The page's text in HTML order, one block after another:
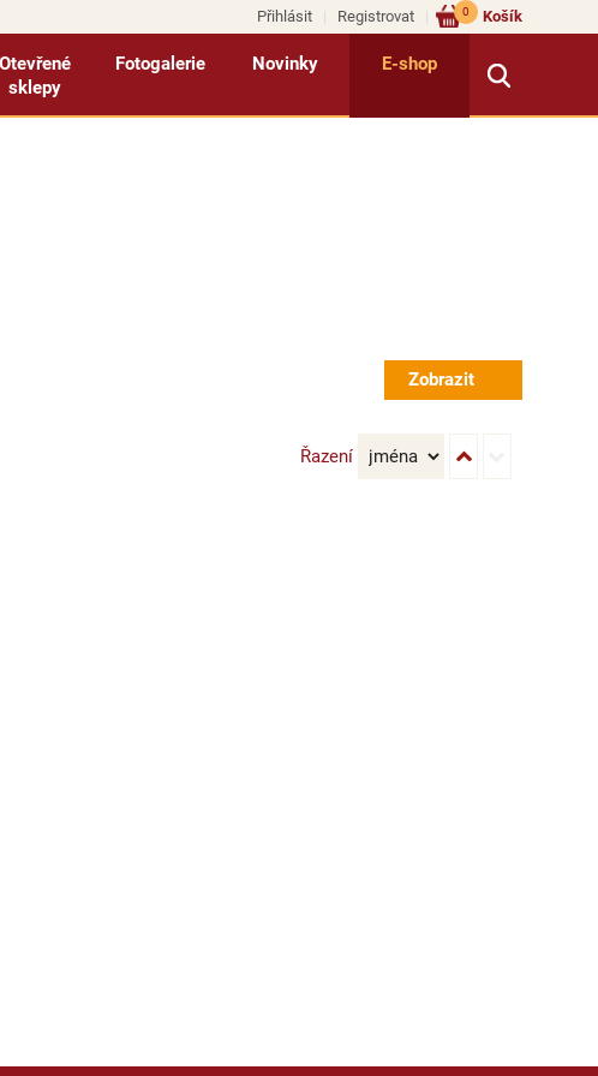
Přihlásit Registrovat Košík
0
Otevřené
sklepy
Fotogalerie Novinky E-shop
Řazení